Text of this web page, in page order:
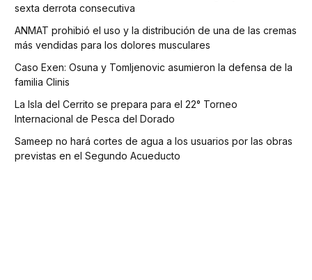
sexta derrota consecutiva
ANMAT prohibió el uso y la distribución de una de las cremas
más vendidas para los dolores musculares
Caso Exen: Osuna y Tomljenovic asumieron la defensa de la
familia Clinis
La Isla del Cerrito se prepara para el 22° Torneo
Internacional de Pesca del Dorado
Sameep no hará cortes de agua a los usuarios por las obras
previstas en el Segundo Acueducto